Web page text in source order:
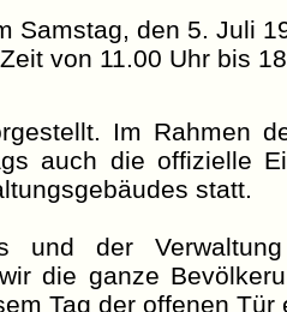
Samstag, den 5. Juli
von 11.00 Uhr bis
Im Rahmen
auch die offizielle
statt.
und der
die ganze
Tag der offenen Tür